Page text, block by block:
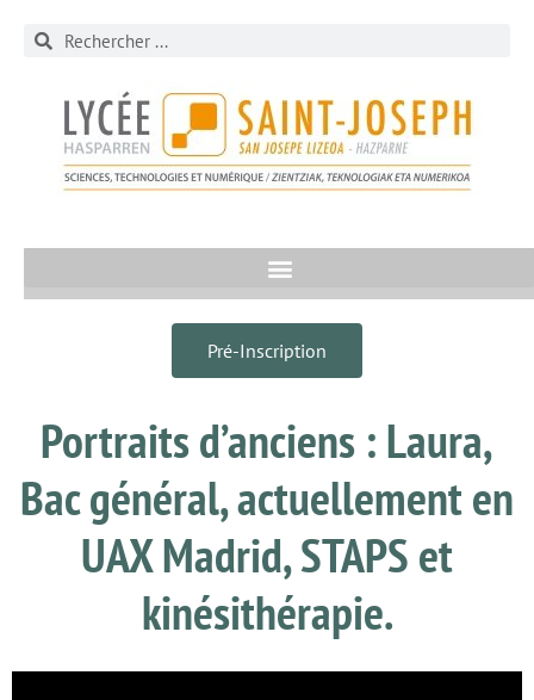
Pré-Inscription
Portraits d’anciens : Laura,
Bac général, actuellement en
UAX Madrid, STAPS et
kinésithérapie.